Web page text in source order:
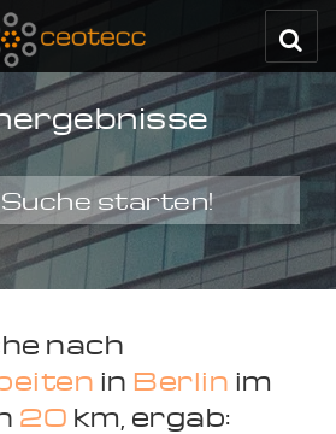
starten!
nach
in Berlin im
20 km, ergab: